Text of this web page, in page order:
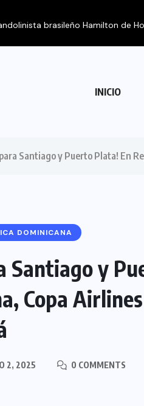
INICIO
Santiago y Puerto Plata! En
DOMINICANA
Santiago y
Copa
2, 2025
0 COMMENTS